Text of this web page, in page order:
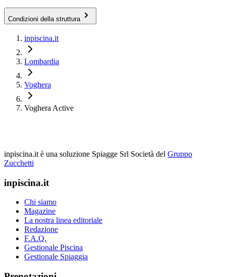
Condizioni della struttura
inpiscina.it
Lombardia
Voghera
Voghera Active
inpiscina.it è una soluzione Spiagge Srl Società del Gruppo
Zucchetti
inpiscina.it
Chi siamo
Magazine
La nostra linea editoriale
Redazione
F.A.Q.
Gestionale Piscina
Gestionale Spiaggia